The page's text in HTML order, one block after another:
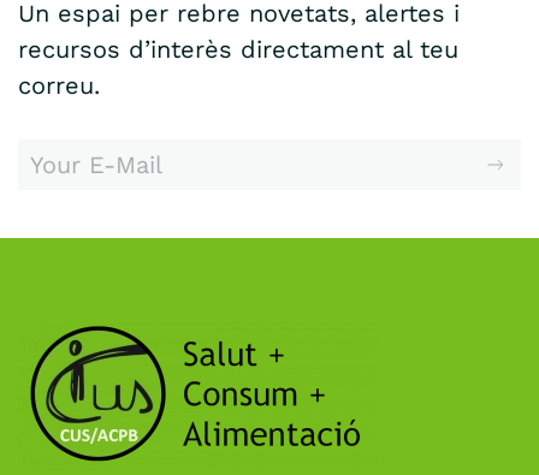
Un espai per rebre novetats, alertes i
recursos d’interès directament al teu
correu.